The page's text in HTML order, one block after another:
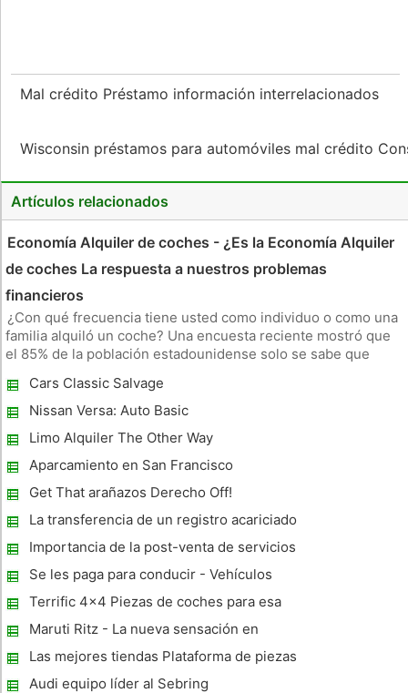
Mal crédito Préstamo información interrelacionados
Wisconsin préstamos para automóviles mal crédito
Artículos relacionados
Economía Alquiler de coches - ¿Es la Economía Alquiler
de coches La respuesta a nuestros problemas
financieros
¿Con qué frecuencia tiene usted como individuo o como una
familia alquiló un coche? Una encuesta reciente mostró que
el 85% de la población estadounidense solo se sabe que
años. Eso te da una idea aproximada de la cantidad de
negocio que se pue
Cars Classic Salvage
Nissan Versa: Auto Basic
Limo Alquiler The Other Way
Aparcamiento en San Francisco
Get That arañazos Derecho Off!
La transferencia de un registro acariciado
Importancia de la post-venta de servicios
en coches importados Segmento
Se les paga para conducir - Vehículos
envolver en publicidad
Terrific 4x4 Piezas de coches para esa
mirada Dashing de sus vehículos todo
terreno
Maruti Ritz - La nueva sensación en
mercado indio
Las mejores tiendas Plataforma de piezas
de automóviles
Audi equipo líder al Sebring